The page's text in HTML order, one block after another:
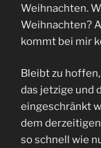
Weihnachten.
Weihnachten?
kommt bei mir
Bleibt zu
das jetzige und
eingeschränkt
dem
so schnell wie